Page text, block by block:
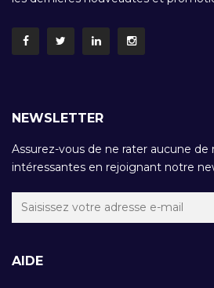
NEWSLETTER
Assurez-vous de ne rater aucune de
intéressantes en rejoignant notre
AIDE